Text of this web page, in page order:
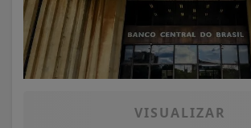
VISUALIZAR